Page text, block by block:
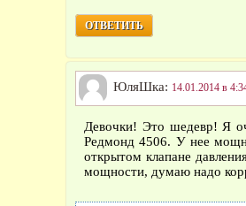
ОТВЕТИТЬ
ЮляШка: 14.01.2014 в
Девочки! Это шедевр! Я
Редмонд 4506. У нее
открытом клапане
мощности, думаю надо